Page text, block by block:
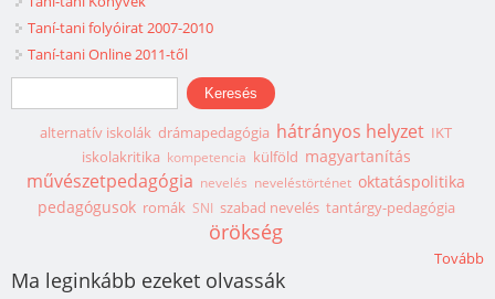
Taní-tani folyóirat 2007-2010
Taní-tani Online 2011-től
Keresés űrlap
Keresés
alternatív iskolák drámapedagógia hátrányos helyzet IKT
iskolakritika kompetencia külföld magyartanítás
művészetpedagógia nevelés neveléstörténet oktatáspolitika
pedagógusok romák SNI szabad nevelés tantárgy-pedagógia
örökség
Tovább
Ma leginkább ezeket olvassák